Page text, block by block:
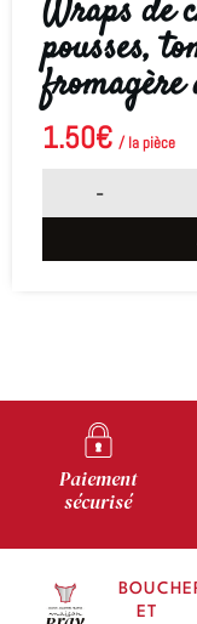
Wraps de
pousses,
fromagère
1.50€ / la pièce
-
Paiement
sécurisé
ET